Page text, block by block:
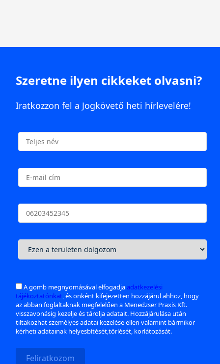
Szeretne ilyen cikkeket olvasni?
Iratkozzon fel a Jogkövető heti hírlevelére!
A gomb megnyomásával elfogadjaadatkezelési
tájékoztatónkat, és önként kifejezetten hozzájárul ahhoz, hogy
az abban foglaltaknak megfelelően a Menedzser Praxis Kft.
visszavonásig kezelje és tárolja adatait. Hozzájárulása után
tiltakozhat személyes adatai kezelése ellen valamint bármikor
kérheti adatainak helyesbítését,törlését, korlátozását.
Feliratkozom